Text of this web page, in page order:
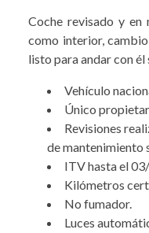
Coche revisado y
como interior,
listo para andar con él
Vehículo
Único
Revisiones
de mantenimiento
ITV hasta el
Kilómetros
No fumador.
Luces